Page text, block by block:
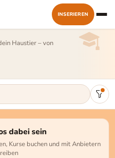
INSERIEREN
Haustier – von
dabei sein
Kurse buchen und mit Anbietern